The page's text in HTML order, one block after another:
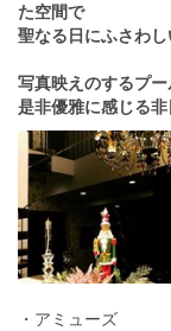
た空間で
聖なる日にふさわし
写真映えのするプー
是非優雅に感じる非
・アミューズ